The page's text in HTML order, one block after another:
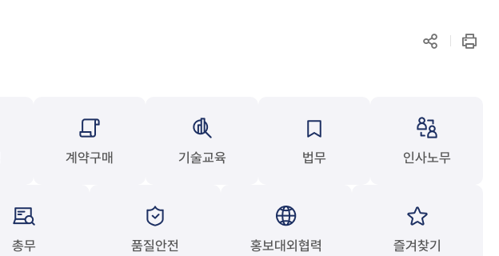
계약구매 기술교육 법무 인사노무
총무 품질안전 홍보대외협력 즐겨찾기